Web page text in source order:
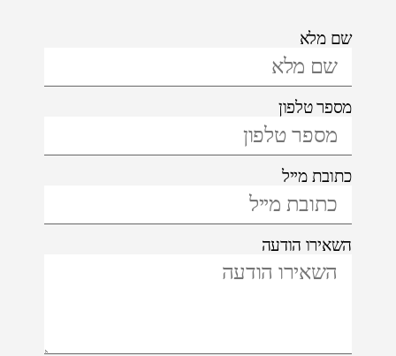
שם מלא
מספר טלפון
כתובת מייל
השאירו הודעה